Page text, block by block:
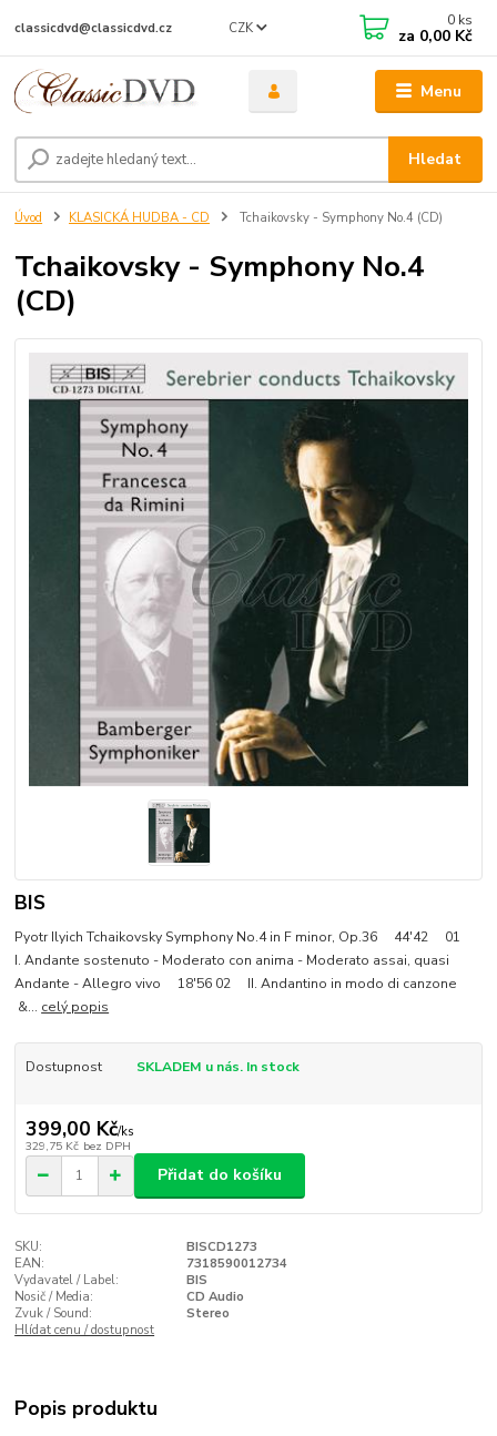
Menu
CZK
Hledat
classicdvd@classicdvd.cz 0 ks
za 0,00 Kč
Úvod KLASICKÁ HUDBA - CD Tchaikovsky - Symphony No.4 (CD)
Tchaikovsky - Symphony No.4
(CD)
BIS
Pyotr Ilyich Tchaikovsky Symphony No.4 in F minor, Op.36 44'42 01
I. Andante sostenuto - Moderato con anima - Moderato assai, quasi
Andante - Allegro vivo 18'56 02 II. Andantino in modo di canzone
&... celý popis
Dostupnost SKLADEM u nás. In stock
399,00 Kč/ks
329,75 Kč bez DPH
Přidat do košíku
SKU:
BISCD1273
EAN:
7318590012734
Vydavatel / Label:
BIS
Nosič / Media:
CD Audio
Zvuk / Sound:
Stereo
Hlídat cenu / dostupnost
Popis produktu